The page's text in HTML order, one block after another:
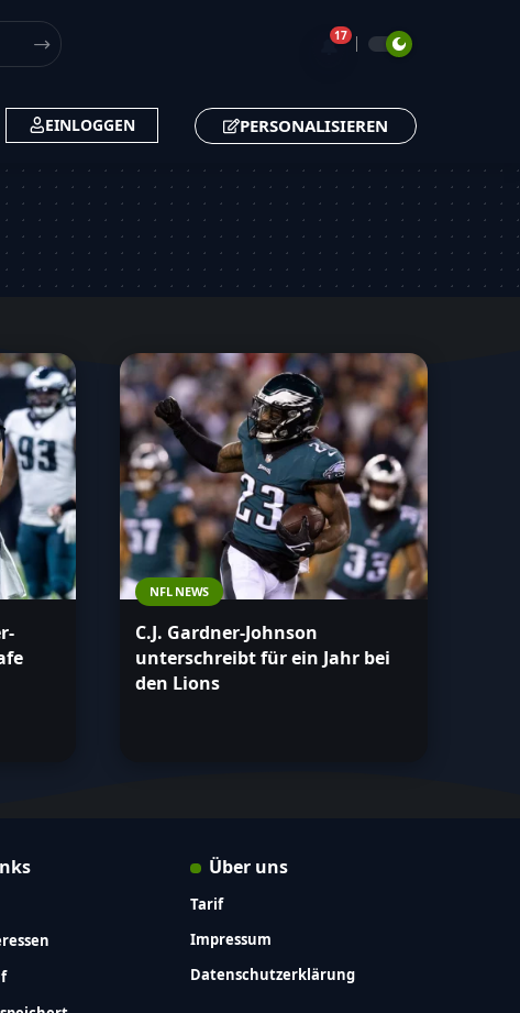
🔔17
EINLOGGEN PERSONALISIEREN
NFL NEWS
C.J. Gardner-Johnson
unterschreibt für ein Jahr bei
den Lions
Über uns
Tarif
Impressum
Datenschutzerklärung